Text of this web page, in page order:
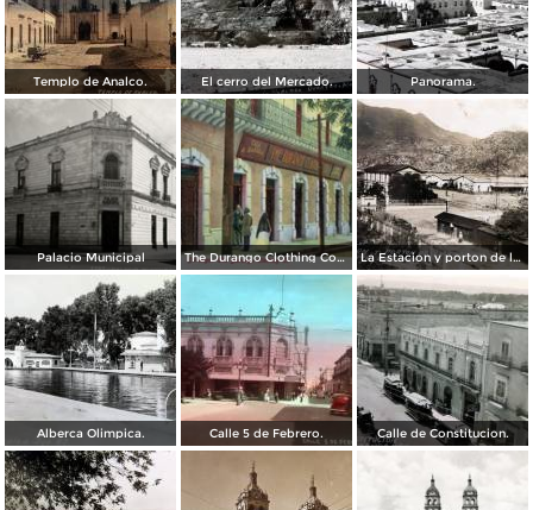
Templo de Analco. El cerro del Mercado. Panorama.
Palacio Municipal The Durango Clothing Company La Estacion y porton de la fabrica Dinamita.
Alberca Olimpica. Calle 5 de Febrero. Calle de Constitucion.